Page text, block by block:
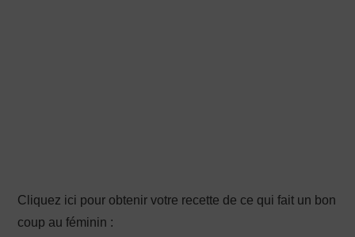
Cliquez ici pour obtenir votre recette de ce qui fait un bon
coup au féminin :